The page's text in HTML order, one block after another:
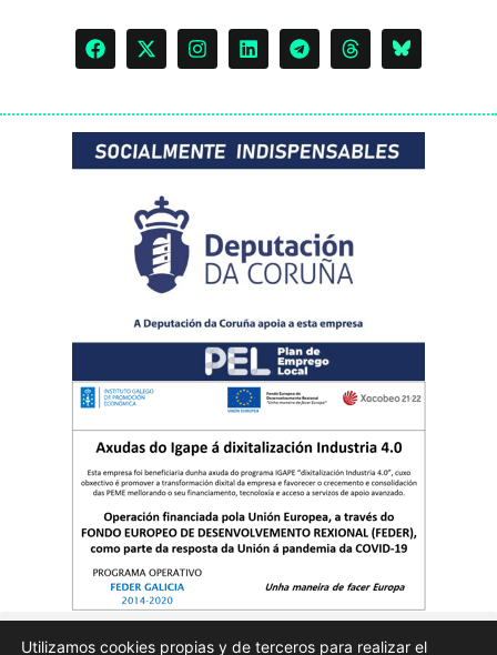
Utilizamos cookies propias y de terceros para realizar el